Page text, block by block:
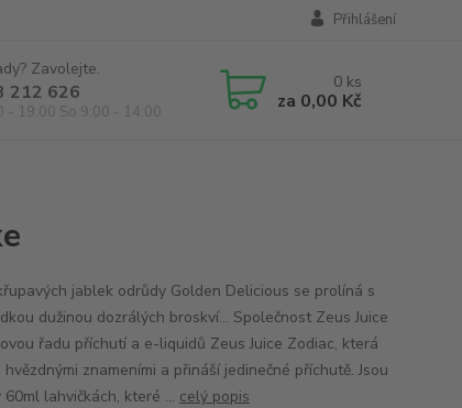
Přihlášení
Zavolejte.
212 626
- 19:00 So 9:00 - 14:00
0 ks
za 0,00 Kč
jablek odrůdy Golden Delicious se prolíná s
dužinou dozrálých broskví... Společnost Zeus Juice
řadu příchutí a e-liquidů Zeus Juice Zodiac, která
znameními a přináší jedinečné příchutě. Jsou
lahvičkách, které ... celý popis